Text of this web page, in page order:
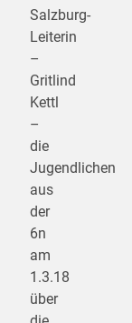
Salzburg-
Leiterin
–
Gritlind
Kettl
–
die
Jugendlichen
aus
der
6n
am
1.3.18
über